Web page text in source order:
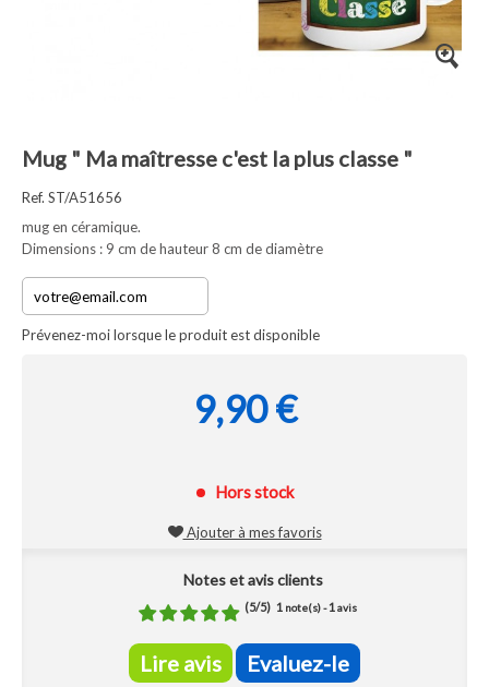
Mug " Ma maîtresse c'est la plus classe "
Ref. ST/A51656
mug en céramique.
Dimensions : 9 cm de hauteur 8 cm de diamètre
Prévenez-moi lorsque le produit est disponible
9,90 €
Hors stock
Ajouter à mes favoris
Notes et avis clients
(5/5) 1note(s) -1avis
Lire avis Evaluez-le